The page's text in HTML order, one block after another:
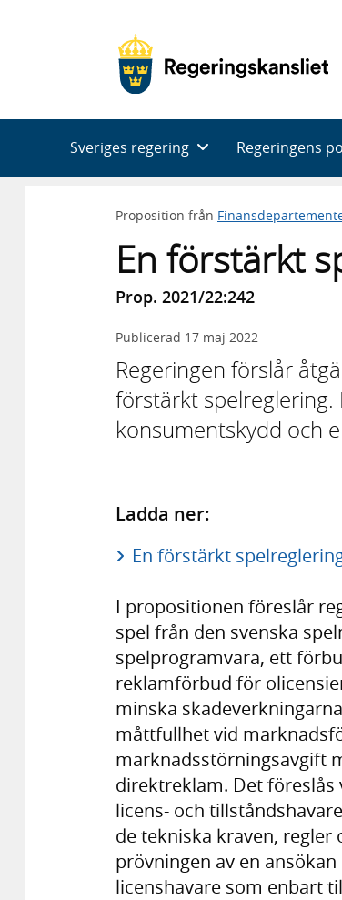
Sveriges regering Regeringens
Proposition från
En förstärkt
Prop. 2021/22:242
Publicerad 17 maj 2022
Regeringen förslår
förstärkt
konsumentskydd och
Ladda ner:
En förstärkt
I propositionen föreslår
spel från den svenska
spelprogramvara, ett
reklamförbud för
minska
måttfullhet vid
marknadsstörningsavgift
direktreklam. Det
licens- och
de tekniska kraven,
prövningen av en
licenshavare som enbart